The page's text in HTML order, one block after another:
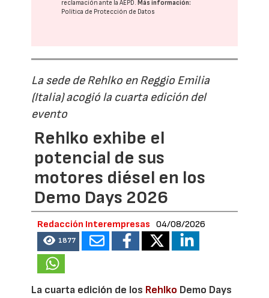
reclamación ante laAEPD.Más información:
Política de Protección de Datos
La sede de Rehlko en Reggio Emilia
(Italia) acogió la cuarta edición del
evento
Rehlko exhibe el
potencial de sus
motores diésel en los
Demo Days 2026
Redacción Interempresas 04/08/2026
1877
La cuarta edición de los Rehlko Demo Days